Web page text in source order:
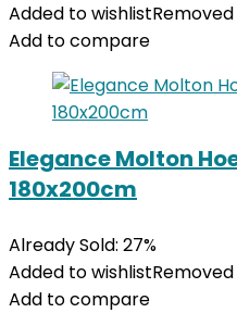
Added to wishlist
Add to compare
Elegance Molton
180x200cm
Already Sold: 27%
Added to wishlist
Add to compare